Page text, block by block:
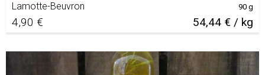
Lamotte-Beuvron
4,90 € 54,44 € / kg
90 g